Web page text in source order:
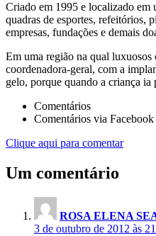
Criado em 1995 e localizado em
quadras de esportes, refeitórios,
empresas, fundações e demais
Em uma região na qual luxuosos
coordenadora-geral, com a
gelo, porque quando a criança ia
Comentários
Comentários via Facebook
Clique aqui para comentar
Um comentário
ROSA ELENA
3 de outubro de 2012 às